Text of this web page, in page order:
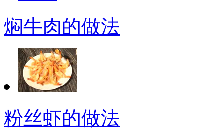
焖牛肉的做法
粉丝虾的做法